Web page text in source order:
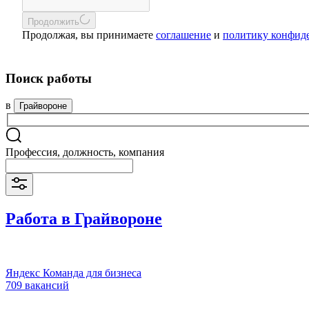
Продолжить
Продолжая, вы принимаете соглашение и политику
Поиск работы
в Грайвороне
Профессия, должность, компания
Работа в Грайвороне
Яндекс Команда для бизнеса
709 вакансий